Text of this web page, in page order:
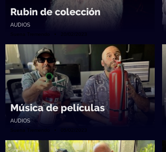
Rubin de colección
AUDIOS
Suena Tremendo • 20/02/2023
Música de películas
AUDIOS
Suena Tremendo • 05/02/2023